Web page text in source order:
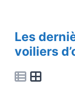
Les
voiliers